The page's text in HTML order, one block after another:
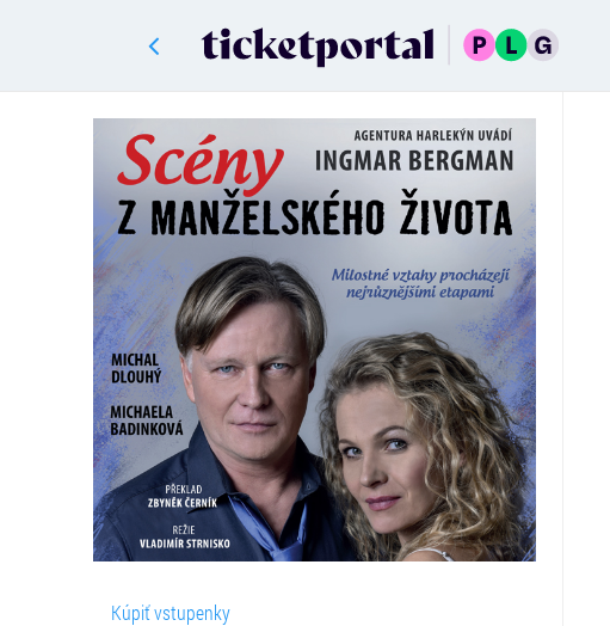
Kúpiť vstupenky